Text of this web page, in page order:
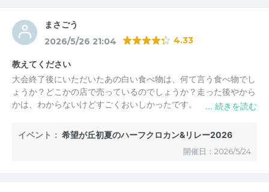
まさごう
2026/5/26 21:04 4.33
教えてください
大会終了後にいただいたあの白い食べ物は、何て言う食べ物でし
ょうか？どこかの店で売っているのでしょうか？走った後やから
かは、わからないけどすごくおいしかったです。
イベント： 希望が丘初夏のハーフクロカン&リレー2026
開催日：2026/5/24